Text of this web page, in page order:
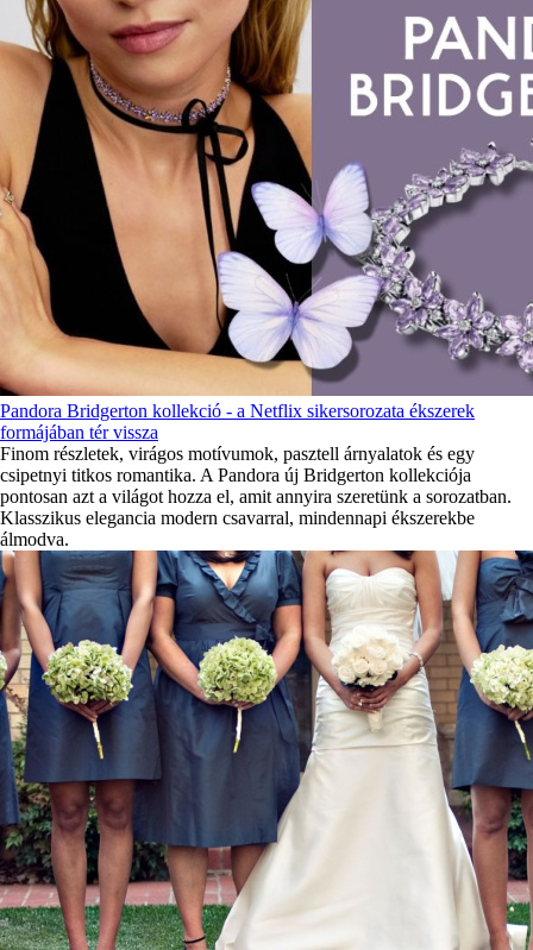
Pandora Bridgerton kollekció - a Netflix sikersorozata ékszerek
formájában tér vissza
Finom részletek, virágos motívumok, pasztell árnyalatok és egy
csipetnyi titkos romantika. A Pandora új Bridgerton kollekciója
pontosan azt a világot hozza el, amit annyira szeretünk a sorozatban.
Klasszikus elegancia modern csavarral, mindennapi ékszerekbe
álmodva.